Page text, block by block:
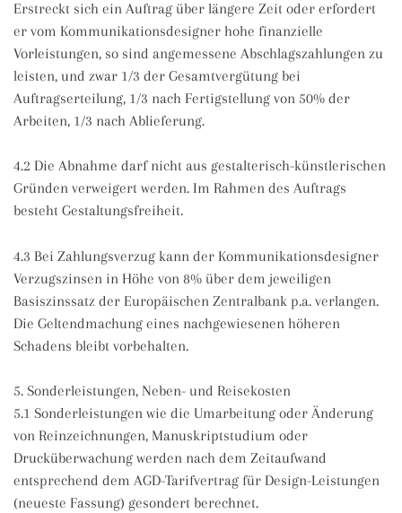
Erstreckt sich ein Auftrag über längere Zeit oder erfordert
er vom Kommunikationsdesigner hohe finanzielle
Vorleistungen, so sind angemessene Abschlagszahlungen zu
leisten, und zwar 1/3 der Gesamtvergütung bei
Auftragserteilung, 1/3 nach Fertigstellung von 50% der
Arbeiten, 1/3 nach Ablieferung.
4.2 Die Abnahme darf nicht aus gestalterisch-künstlerischen
Gründen verweigert werden. Im Rahmen des Auftrags
besteht Gestaltungsfreiheit.
4.3 Bei Zahlungsverzug kann der Kommunikationsdesigner
Verzugszinsen in Höhe von 8% über dem jeweiligen
Basiszinssatz der Europäischen Zentralbank p.a. verlangen.
Die Geltendmachung eines nachgewiesenen höheren
Schadens bleibt vorbehalten.
5. Sonderleistungen, Neben- und Reisekosten
5.1 Sonderleistungen wie die Umarbeitung oder Änderung
von Reinzeichnungen, Manuskriptstudium oder
Drucküberwachung werden nach dem Zeitaufwand
entsprechend dem AGD-Tarifvertrag für Design-Leistungen
(neueste Fassung) gesondert berechnet.